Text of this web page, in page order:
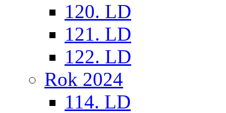
120. LD
121. LD
122. LD
Rok 2024
114. LD